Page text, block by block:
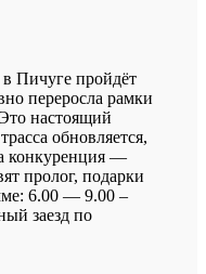
Пичуге пройдёт
переросла рамки
настоящий
обновляется,
а конкуренция —
пролог, подарки
6.00 — 9.00 –
заезд по